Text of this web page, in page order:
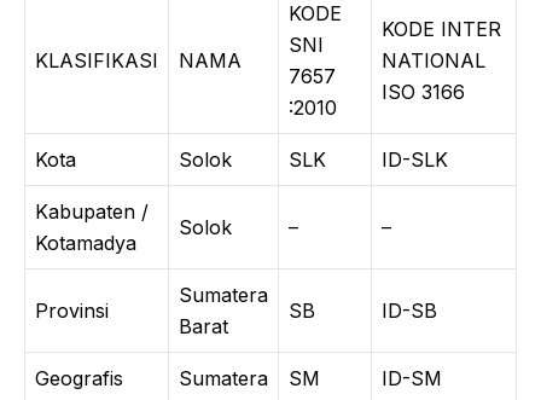
KLASIFIKASI NAMA
KODE
SNI
7657
:2010
KODE INTER
NATIONAL
ISO 3166
Kota Solok SLK ID-SLK
Kabupaten /
Kotamadya
Solok – –
Provinsi
Sumatera
Barat
SB ID-SB
Geografis Sumatera SM ID-SM